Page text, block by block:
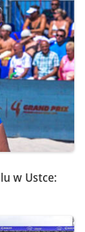
w Ustce: